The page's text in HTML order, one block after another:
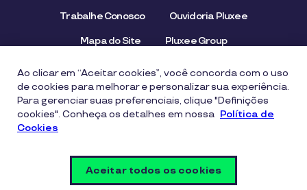
Trabalhe Conosco Ouvidoria Pluxee
Mapa do Site Pluxee Group
Aviso de Privacidade Termos de uso
Segurança Digital e Prevenção a Fraudes
Ao clicar em “Aceitar cookies”, você concorda com o uso
de cookies para melhorar e personalizar sua experiência.
Para gerenciar suas preferenciais, clique "Definições
cookies". Conheça os detalhes em nossa Política de
Cookies
Aceitar todos os cookies